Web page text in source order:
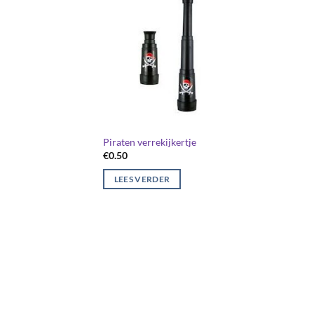
Piraten verrekijkertje
€0.50
LEES VERDER